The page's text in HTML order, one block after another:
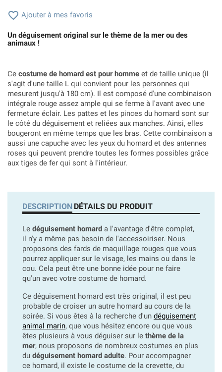
 Ajouter à mes favoris
Un déguisement original sur le thème de la mer ou des
animaux !
Ce costume de homard est pour homme et de taille unique (il
s'agit d'une taille L qui convient pour les personnes qui
mesurent jusqu'à 180 cm). Il est composé d'une combinaison
intégrale rouge assez ample qui se ferme à l'avant avec une
fermeture éclair. Les pattes et les pinces du homard sont sur
le côté du déguisement et reliées aux manches. Ainsi, elles
bougeront en même temps que les bras. Cette combinaison a
aussi une capuche avec les yeux du homard et des antennes
roses qui peuvent prendre toutes les formes possibles grâce
aux tiges de fer qui sont à l'intérieur.
DESCRIPTION DÉTAILS DU PRODUIT
Le déguisement homard a l'avantage d'être complet,
il n'y a même pas besoin de l'accessoiriser. Nous
proposons des fards de maquillage rouges que vous
pourrez appliquer sur le visage, les mains ou dans le
cou. Cela peut être une bonne idée pour ne faire
qu'un avec votre costume de homard.
Ce déguisement homard est très original, il est peu
probable de croiser un autre homard au cours de la
soirée. Si vous êtes à la recherche d'un déguisement
animal marin, que vous hésitez encore ou que vous
êtes plusieurs à vous déguiser sur le thème de la
mer, nous proposons de nombreux costumes en plus
du déguisement homard adulte. Pour accompagner
ce homard, il existe le costume de la crevette, du